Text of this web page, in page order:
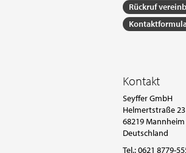
Rückruf
Kontakt
Seyffer GmbH
Helmertstraße 23
68219 Mannheim
Deutschland
Tel.:0621 8779-